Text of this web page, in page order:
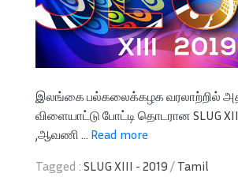
இலங்கை பல்கலைக்கழக வரலாற்றில்
விளையாட்டு போட்டி தொடரான SLUG
,ஆவணி ... Read more
Tagged : SLUG XIII - 2019 / Tamil